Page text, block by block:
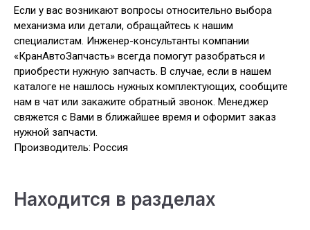
Если у вас возникают вопросы относительно выбора
механизма или детали, обращайтесь к нашим
специалистам. Инженер-консультанты компании
«КранАвтоЗапчасть» всегда помогут разобраться и
приобрести нужную запчасть. В случае, если в нашем
каталоге не нашлось нужных комплектующих, сообщите
нам в чат или закажите обратный звонок. Менеджер
свяжется с Вами в ближайшее время и оформит заказ
нужной запчасти.
Производитель: Россия
Находится в разделах